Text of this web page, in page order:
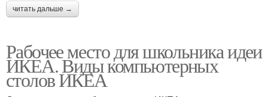
читать дальше →
Рабочее место для школьника идеи
ИКЕА. Виды компьютерных
столов ИКЕА